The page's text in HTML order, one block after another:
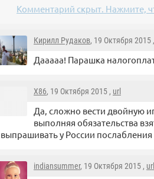
Комментарий скрыт. Нажмите,
Кирилл Рудаков, 19 Октября 2015 ,
Дааааа! Парашка
X86, 19 Октября 2015 , url
Да, сложно вести двойную
выполняя обязательства
выпрашивать у России послабления
indiansummer, 19 Октября 2015 , url